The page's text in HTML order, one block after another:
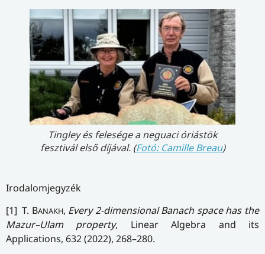
Tingley és felesége a neguaci óriástök
fesztivál első díjával. (Fotó: Camille Breau)
Irodalomjegyzék
[1] T. BANAKH, Every 2-dimensional Banach space has the
Mazur–Ulam property, Linear Algebra and its
Applications, 632 (2022), 268–280.